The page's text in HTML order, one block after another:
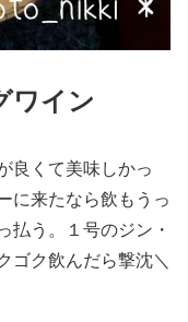
ワイン
良くて美味しかっ
に来たなら飲もうっ
払う。１号のジン・
ゴク飲んだら撃沈＼